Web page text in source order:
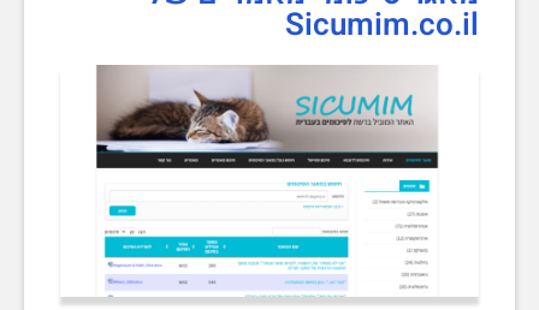
Sicumim.co.il